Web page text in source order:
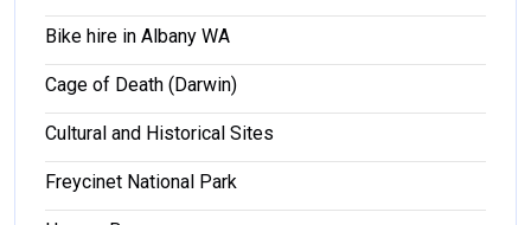
Bike hire in Albany WA
Cage of Death (Darwin)
Cultural and Historical Sites
Freycinet National Park